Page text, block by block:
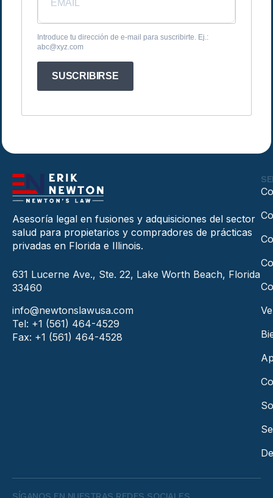
Introduce tu dirección de e-mail para suscribirte. Ej.:
abc@xyz.com
SUSCRIBIRSE
Asesoría legal en fusiones y adquisiciones del sector
salud para propietarios y compradores de prácticas
privadas en Florida e Illinois.
631 Lucerne Ave., Ste. 22, Lake Worth Beach, Florida
33460
info@newtonslawusa.com
Tel: +1 (561) 464-4529
Fax: +1 (561) 464-4528